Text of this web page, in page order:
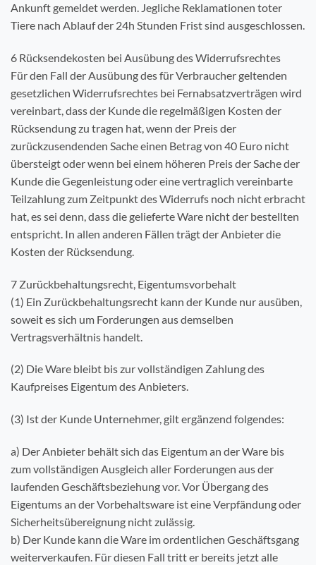
Ankunft gemeldet werden. Jegliche Reklamationen toter
Tiere nach Ablauf der 24h Stunden Frist sind ausgeschlossen.
6 Rücksendekosten bei Ausübung des Widerrufsrechtes
Für den Fall der Ausübung des für Verbraucher geltenden
gesetzlichen Widerrufsrechtes bei Fernabsatzverträgen wird
vereinbart, dass der Kunde die regelmäßigen Kosten der
Rücksendung zu tragen hat, wenn der Preis der
zurückzusendenden Sache einen Betrag von 40 Euro nicht
übersteigt oder wenn bei einem höheren Preis der Sache der
Kunde die Gegenleistung oder eine vertraglich vereinbarte
Teilzahlung zum Zeitpunkt des Widerrufs noch nicht erbracht
hat, es sei denn, dass die gelieferte Ware nicht der bestellten
entspricht. In allen anderen Fällen trägt der Anbieter die
Kosten der Rücksendung.
7 Zurückbehaltungsrecht, Eigentumsvorbehalt
(1) Ein Zurückbehaltungsrecht kann der Kunde nur ausüben,
soweit es sich um Forderungen aus demselben
Vertragsverhältnis handelt.
(2) Die Ware bleibt bis zur vollständigen Zahlung des
Kaufpreises Eigentum des Anbieters.
(3) Ist der Kunde Unternehmer, gilt ergänzend folgendes:
a) Der Anbieter behält sich das Eigentum an der Ware bis
zum vollständigen Ausgleich aller Forderungen aus der
laufenden Geschäftsbeziehung vor. Vor Übergang des
Eigentums an der Vorbehaltsware ist eine Verpfändung oder
Sicherheitsübereignung nicht zulässig.
b) Der Kunde kann die Ware im ordentlichen Geschäftsgang
weiterverkaufen. Für diesen Fall tritt er bereits jetzt alle